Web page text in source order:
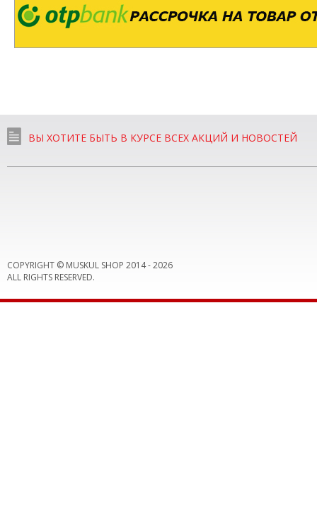
ВЫ ХОТИТЕ БЫТЬ В КУРСЕ ВСЕХ АКЦИЙ И НОВОСТЕЙ
COPYRIGHT © MUSKUL SHOP 2014 -2026
ALL RIGHTS RESERVED.